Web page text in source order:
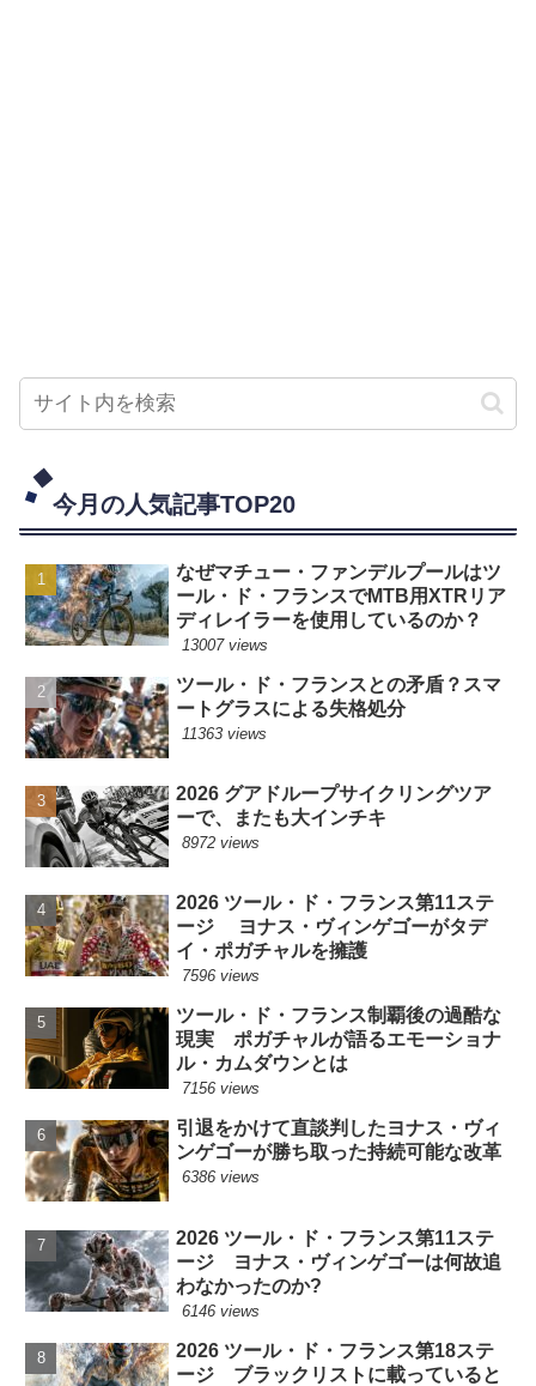
今月の人気記事TOP20
なぜマチュー・ファンデルプールはツ
ール・ド・フランスでMTB用XTRリア
ディレイラーを使用しているのか？
13007 views
ツール・ド・フランスとの矛盾？スマ
ートグラスによる失格処分
11363 views
2026 グアドループサイクリングツア
ーで、またも大インチキ
8972 views
2026 ツール・ド・フランス第11ステ
ージ ヨナス・ヴィンゲゴーがタデ
イ・ポガチャルを擁護
7596 views
ツール・ド・フランス制覇後の過酷な
現実 ポガチャルが語るエモーショナ
ル・カムダウンとは
7156 views
引退をかけて直談判したヨナス・ヴィ
ンゲゴーが勝ち取った持続可能な改革
6386 views
2026 ツール・ド・フランス第11ステ
ージ ヨナス・ヴィンゲゴーは何故追
わなかったのか?
6146 views
2026 ツール・ド・フランス第18ステ
ージ ブラックリストに載っていると